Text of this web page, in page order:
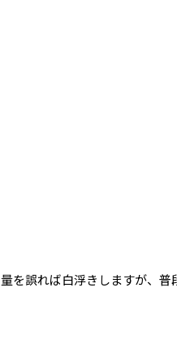
誤れば白浮きしますが、